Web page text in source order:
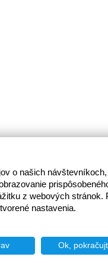
o našich
z webových stránok.
nastavenia.
Ok,